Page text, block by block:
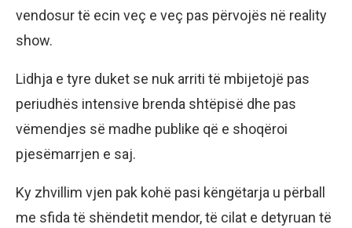
vendosur të ecin veç e veç pas përvojës në reality
show.
Lidhja e tyre duket se nuk arriti të mbijetojë pas
periudhës intensive brenda shtëpisë dhe pas
vëmendjes së madhe publike që e shoqëroi
pjesëmarrjen e saj.
Ky zhvillim vjen pak kohë pasi këngëtarja u përball
me sfida të shëndetit mendor, të cilat e detyruan të